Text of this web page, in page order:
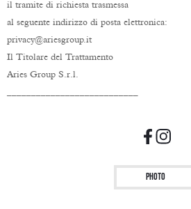
il tramite di richiesta trasmessa
al seguente indirizzo di posta elettronica:
privacy@ariesgroup.it
Il Titolare del Trattamento
Aries Group S.r.l.
Photo